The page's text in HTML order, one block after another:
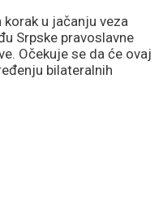
u jačanju veza
Srpske pravoslavne
Očekuje se da će ovaj
bilateralnih